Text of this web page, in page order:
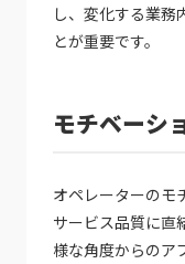
し、変化する業務
とが重要です。
モチベーシ
オペレーターのモ
サービス品質に直
様な角度からのア